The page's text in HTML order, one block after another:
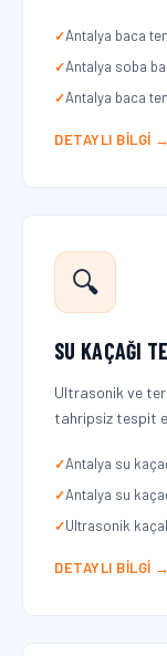
Antalya baca
Antalya soba
Antalya baca
DETAYLI BILGI →
🔍
SU KAÇAĞI
Ultrasonik ve
tahripsiz tespit
Antalya su
Antalya su
Ultrasonik
DETAYLI BILGI →